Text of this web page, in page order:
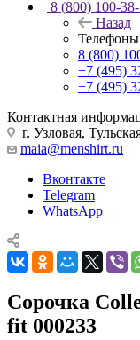
8 (800) 100-
Назад
Телефоны
8 (800)
+7 (495)
+7 (495)
Контактная
г. Узловая,
maia@menshirt.ru
Вконтакте
Telegram
WhatsApp
Сорочка
fit 000233